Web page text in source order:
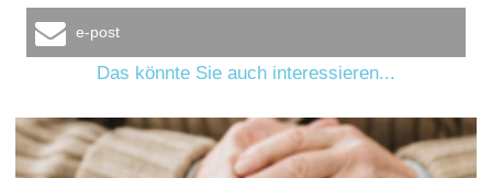
e-post
Das könnte Sie auch interessieren...